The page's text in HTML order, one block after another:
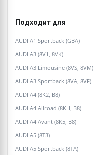
Подходит для
AUDI A1 Sportback (GBA)
AUDI A3 (8V1, 8VK)
AUDI A3 Limousine (8VS, 8VM)
AUDI A3 Sportback (8VA, 8VF)
AUDI A4 (8K2, B8)
AUDI A4 Allroad (8KH, B8)
AUDI A4 Avant (8K5, B8)
AUDI A5 (8T3)
AUDI A5 Sportback (8TA)